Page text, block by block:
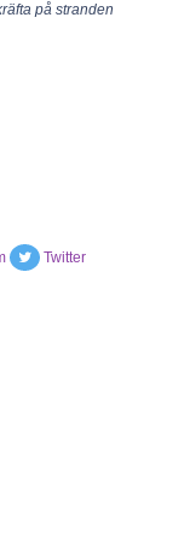
på stranden
Twitter